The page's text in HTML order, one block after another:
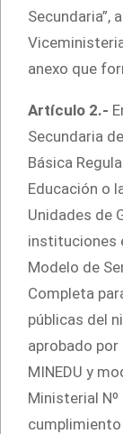
Secundaria”,
anexo que
Artículo 2.-
Secundaria
Básica
Educación o
Unidades de
instituciones
Modelo de
Completa
públicas del
aprobado
MINEDU y
Ministerial